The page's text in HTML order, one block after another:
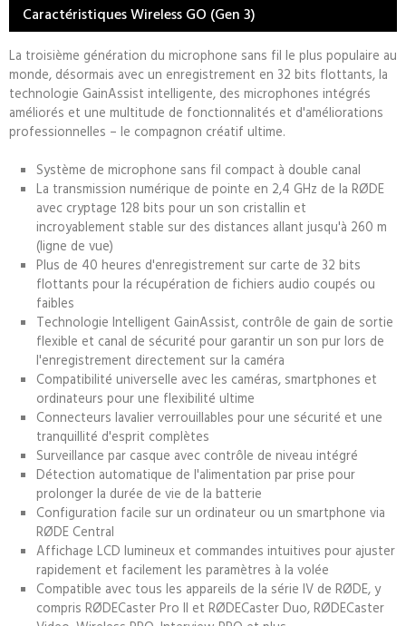
Caractéristiques Wireless GO (Gen 3)
La troisième génération du microphone sans fil le plus populaire au
monde, désormais avec un enregistrement en 32 bits flottants, la
technologie GainAssist intelligente, des microphones intégrés
améliorés et une multitude de fonctionnalités et d'améliorations
professionnelles – le compagnon créatif ultime.
Système de microphone sans fil compact à double canal
La transmission numérique de pointe en 2,4 GHz de la RØDE
avec cryptage 128 bits pour un son cristallin et
incroyablement stable sur des distances allant jusqu'à 260 m
(ligne de vue)
Plus de 40 heures d'enregistrement sur carte de 32 bits
flottants pour la récupération de fichiers audio coupés ou
faibles
Technologie Intelligent GainAssist, contrôle de gain de sortie
flexible et canal de sécurité pour garantir un son pur lors de
l'enregistrement directement sur la caméra
Compatibilité universelle avec les caméras, smartphones et
ordinateurs pour une flexibilité ultime
Connecteurs lavalier verrouillables pour une sécurité et une
tranquillité d'esprit complètes
Surveillance par casque avec contrôle de niveau intégré
Détection automatique de l'alimentation par prise pour
prolonger la durée de vie de la batterie
Configuration facile sur un ordinateur ou un smartphone via
RØDE Central
Affichage LCD lumineux et commandes intuitives pour ajuster
rapidement et facilement les paramètres à la volée
Compatible avec tous les appareils de la série IV de RØDE, y
compris RØDECaster Pro II et RØDECaster Duo,RØDECaster